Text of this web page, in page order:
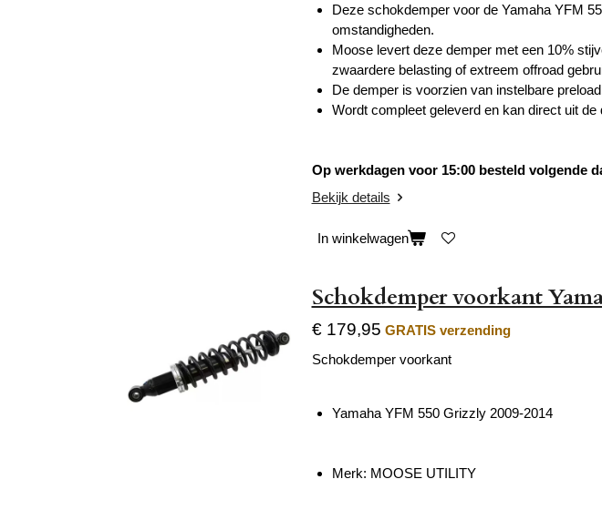
Deze schokdemper voor de Yamaha YFM
omstandigheden.
Moose levert deze demper met een 10%
zwaardere belasting of extreem offroad
De demper is voorzien van instelbare
Wordt compleet geleverd en kan direct uit
Op werkdagen voor 15:00 besteld volgende
Bekijk details
In winkelwagen
Schokdemper voorkant
€ 179,95 GRATIS verzending
Schokdemper voorkant
Yamaha YFM 550 Grizzly 2009-2014
Merk: MOOSE UTILITY